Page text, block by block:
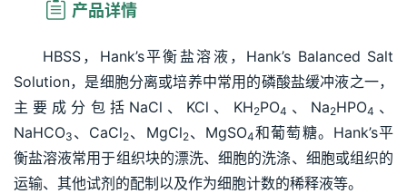
产品详情
HBSS，Hank’s平衡盐溶液，Hank’s Balanced Salt
Solution，是细胞分离或培养中常用的磷酸盐缓冲液之一，
主要成分包括NaCl、KCl、KH2PO4 、Na2HPO4 、
NaHCO3 、CaCl2、MgCl2、MgSO4和葡萄糖。Hank’s平
衡盐溶液常用于组织块的漂洗、细胞的洗涤、细胞或组织的
运输、其他试剂的配制以及作为细胞计数的稀释液等。